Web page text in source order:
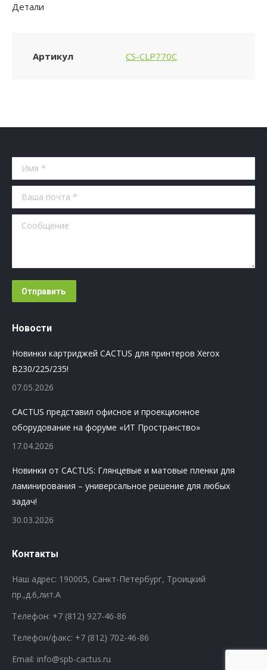
голубой
Samsung
Детали
Артикул CS-CLP770C
Имя *
Ваша почта *
Сообщение
Отправить
Новости
Новинки картриджей CACTUS для принтеров Xerox
B230/225/235!
07.05.2026
CACTUS представил офисное и проекционное
оборудование на форуме «ИТ Пространство»
17.04.2026
Новинки от CACTUS: Глянцевые и матовые пленки для
ламинирования – универсальное решение для любых
задач!
30.03.2026
Контакты
Наш адрес: 190005, Санкт-Петербург, Троицкий
пр.,д.6,лит.А
Телефон: +7 (812) 927-46-86
Телефон/факс: +7 (812) 702-46-86
Email: info@spb-cactus.ru